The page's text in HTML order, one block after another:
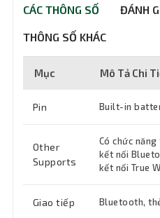
CÁC THÔNG SỐ ĐÁNH
THÔNG SỐ KHÁC
Mục Mô Tả Chi
Pin Built-in
Other
Supports
Có chức
kết nối
kết nối True
Giao tiếp Bluetooth,